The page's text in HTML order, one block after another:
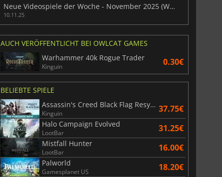
Neue Videospiele der Woche - November 2025 (Woche 46)
10.11.25
AUCH VERÖFFENTLICHT BEI OWLCAT GAMES
Warhammer 40k Rogue Trader
Kinguin 0.30€
BELIEBTE SPIELE
Assassin's Creed Black Flag Resynced
Kinguin 37.75€
Halo Campaign Evolved
LootBar 31.25€
Mistfall Hunter
LootBar 16.00€
Palworld
Gamesplanet US 18.20€